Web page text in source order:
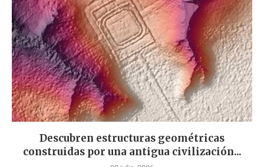
Descubren estructuras geométricas
construidas por una antigua civilización...